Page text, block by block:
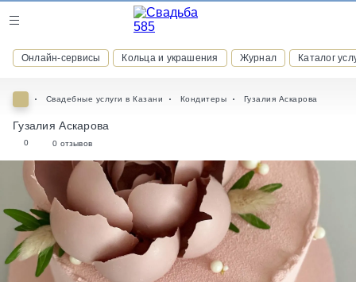
Онлайн-сервисы Кольца и украшения Журнал Каталог
ВСТУПАЙТЕ В КЛУБ ПРИВИЛЕГИЙ
присоединяйтесь к закрытому сообществу и получайте
скидки и бонусы за участие
РЕГИСТРАЦИЯ
Свадебные услуги в Казани Кондитеры Гузалия Аскарова
Гузалия Аскарова
0 0 отзывов